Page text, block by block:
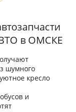
в ОМСКЕ
шумного
кресло
и